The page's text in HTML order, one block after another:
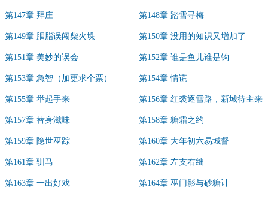
第147章 拜庄 第148章 踏雪寻梅
第149章 胭脂误闯柴火垛 第150章 没用的知识又增加了
第151章 美妙的误会 第152章 谁是鱼儿谁是钩
第153章 急智（加更求个票） 第154章 情谎
第155章 举起手来 第156章 红裘逐雪路，新城待主来
第157章 替身滋味 第158章 糖霜之约
第159章 隐世巫踪 第160章 大年初六易城督
第161章 驯马 第162章 左支右绌
第163章 一出好戏 第164章 巫门影与砂糖计